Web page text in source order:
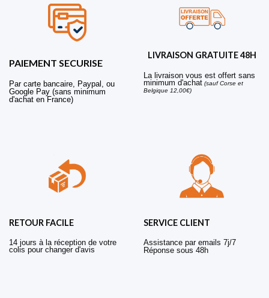
PAIEMENT SECURISE
Par carte bancaire, Paypal, ou
Google Pay (sans minimum
d'achat en France)
LIVRAISON GRATUITE 48H
La livraison vous est offert sans
minimum d'achat (sauf Corse et
Belgique 12,00€)
RETOUR FACILE
14 jours à la réception de votre
colis pour changer d'avis
SERVICE CLIENT
Assistance par emails 7j/7
Réponse sous 48h